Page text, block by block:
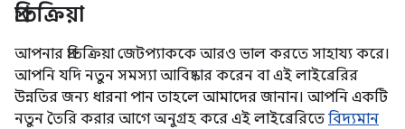
প্রতিক্রিয়া
আপনার প্রতিক্রিয়া জেটপ্যাককে আরও ভাল করতে সাহায্য করে।
আপনি যদি নতুন সমস্যা আবিষ্কার করেন বা এই লাইব্রেরির
উন্নতির জন্য ধারনা পান তাহলে আমাদের জানান। আপনি একটি
নতুন তৈরি করার আগে অনুগ্রহ করে এই লাইব্রেরিতে বিদ্যমান